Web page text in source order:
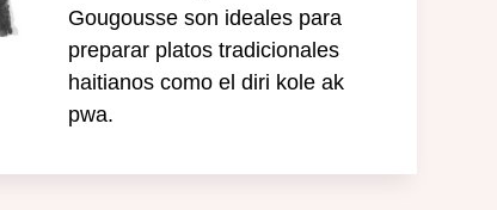
Gougousse son ideales para
preparar platos tradicionales
haitianos como el diri kole ak
pwa.